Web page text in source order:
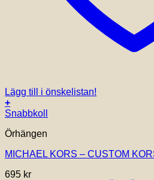
Lägg till i önskelistan!
+
Snabbkoll
Örhängen
MICHAEL KORS – CUSTOM
695 kr